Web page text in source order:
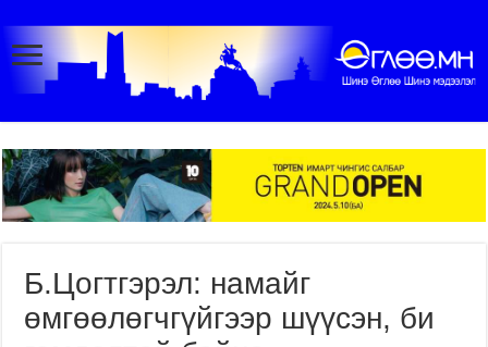
Б.Цогтгэрэл: намайг
өмгөөлөгчгүйгээр шүүсэн, би